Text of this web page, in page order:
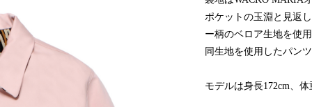
ポケットの玉淵と見返
ー柄のベロア生地を使
同生地を使用したパン
モデルは身長172cm、